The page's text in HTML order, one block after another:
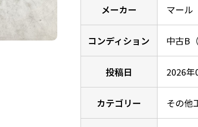
メーカー マール
コンディション 中古B
投稿日 2026年
カテゴリー その他